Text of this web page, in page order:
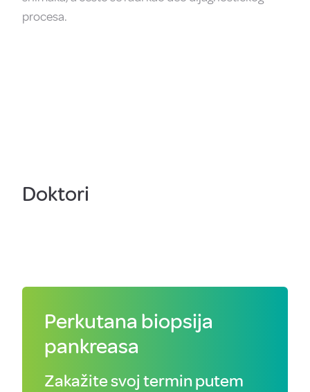
procesa.
Doktori
Perkutana biopsija
pankreasa
Zakažite svoj termin putem